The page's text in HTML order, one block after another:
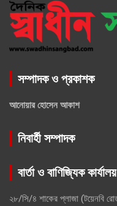
সম্পাদক ও প্রকাশক
আনোয়ার হোসেন আকাশ
নিবার্হী সম্পাদক
বার্তা ও বাণিজ্যিক কার্যালয়
২৮/সি/৪ শাকের প্লাজা (টয়েনবি